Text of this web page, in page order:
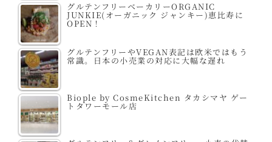
グルテンフリーベーカリーORGANIC
JUNKIE(オーガニック ジャンキー)恵比寿に
OPEN！
グルテンフリーやVEGAN表記は欧米ではもう
常識。日本の小売業の対応に大幅な遅れ
Biople by CosmeKitchen タカシマヤ ゲー
トタワーモール店